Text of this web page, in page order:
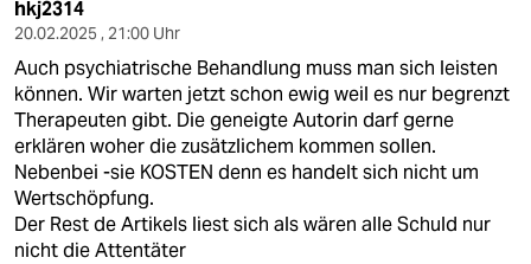
hkj2314
20.02.2025 , 21:00 Uhr
Auch psychiatrische Behandlung muss man sich leisten
können. Wir warten jetzt schon ewig weil es nur begrenzt
Therapeuten gibt. Die geneigte Autorin darf gerne
erklären woher die zusätzlichem kommen sollen.
Nebenbei -sie KOSTEN denn es handelt sich nicht um
Wertschöpfung.
Der Rest de Artikels liest sich als wären alle Schuld nur
nicht die Attentäter